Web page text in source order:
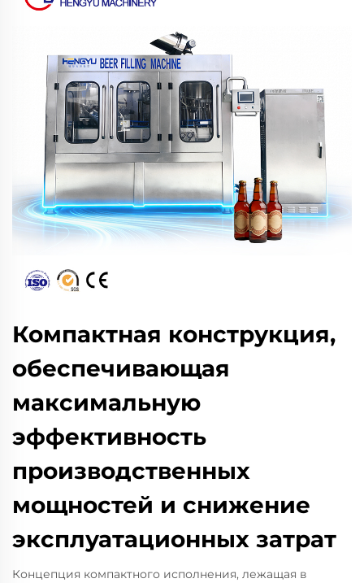
Компактная конструкция,
обеспечивающая
максимальную
эффективность
производственных
мощностей и снижение
эксплуатационных затрат
Концепция компактного исполнения, лежащая в